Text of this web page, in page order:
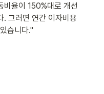
비율이 150%대로 개선
. 그러면 연간 이자비용
습니다."